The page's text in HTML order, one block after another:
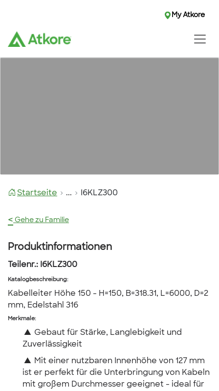
My Atkore
Startseite ... I6KLZ300
< Gehe zu Familie
Produktinformationen
Teilenr.: I6KLZ300
Katalogbeschreibung:
Kabelleiter Höhe 150 - H=150, B=318.31, L=6000, D=2
mm, Edelstahl 316
Merkmale:
▲ Gebaut für Stärke, Langlebigkeit und
Zuverlässigkeit
▲ Mit einer nutzbaren Innenhöhe von 127 mm
ist er perfekt für die Unterbringung von Kabeln
mit großem Durchmesser geeignet - ideal für